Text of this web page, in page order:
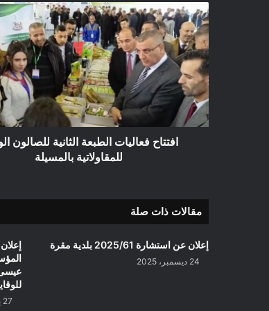
افتتاح
فعاليات
الطبعة
الثانية
للصالون
الولائي
للمقاولاتية
بالمسيلة
افتتاح فعاليات الطبعة الثانية للصالون
للمقاولاتية بالمسيلة
مقالات ذات صلة
إعلان عن استشارة 2025/61 بلدية مقرة
24 ديسمبر، 2025
عيسى
27 يوليو، 2023